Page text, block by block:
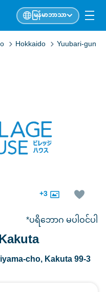
မြန်မာဘာသာ
Hokkaido Yuubari-gun
cho, Kakuta 99-3
+3
*ပရိဘောဂ မပါဝင်ပါ